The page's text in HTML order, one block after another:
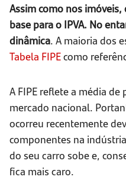
Assim como nos
base para o IPVA. No
dinâmica. A maioria dos
Tabela FIPEcomo
A FIPE reflete a média
mercado nacional.
ocorreu recentemente
componentes na
do seu carro sobe e,
fica mais caro.